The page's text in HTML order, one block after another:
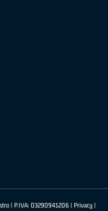
| P.IVA: 03290941206 | Privacy|